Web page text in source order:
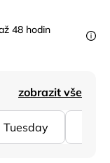
48 hodin
zobrazit vše
Tuesday